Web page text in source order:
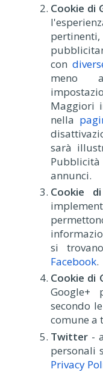
Cookie di
con
meno
Maggiori
nella
sarà
annunci.
Cookie
si
Facebook.
Cookie di
secondo
comune a
Twitter -
personali
Privacy